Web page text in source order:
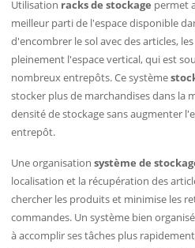
Utilisation racks de stockage permet
meilleur parti de l'espace disponible
d'encombrer le sol avec des articles,
pleinement l'espace vertical, qui est
nombreux entrepôts. Ce système
stocker plus de marchandises dans la
densité de stockage sans augmenter
entrepôt.
Une organisationsystème de
localisation et la récupération des
chercher les produits et minimise les
commandes. Un système bien
à accomplir ses tâches plus